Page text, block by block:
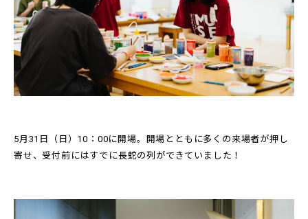
5月31日（日）10：00に開場。開場とともに多くの来場者が押し
寄せ、受付前にはすでに長蛇の列ができていました！